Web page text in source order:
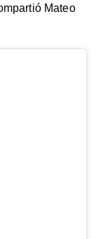
Mateo